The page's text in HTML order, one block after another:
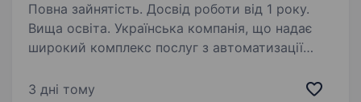
Повна зайнятість. Досвід роботи від 1 року.
Вища освіта. Українська компанія, що надає
широкий комплекс послуг з автоматизації
та готельного бізнесу, а також розважальних
3 дні тому